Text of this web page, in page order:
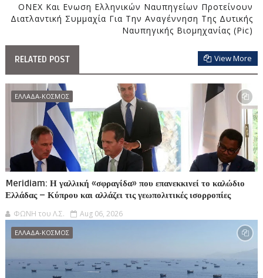
ONEX Και Eνωση Ελληνικών Ναυπηγείων Προτείνουν
Διατλαντική Συμμαχία Για Την Αναγέννηση Της Δυτικής
Ναυπηγικής Βιομηχανίας (pic)
RELATED POST View More
ΕΛΛΑΔΑ-ΚΟΣΜΟΣ
Meridiam: Η γαλλική «σφραγίδα» που επανεκκινεί το καλώδιο
Ελλάδας – Κύπρου και αλλάζει τις γεωπολιτικές ισορροπίες
ΦΩΝΗ του Λ.Σ. Aug 06, 2026
ΕΛΛΑΔΑ-ΚΟΣΜΟΣ